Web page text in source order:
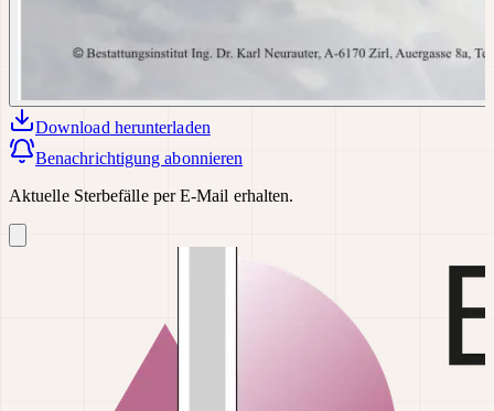
Download herunterladen
Benachrichtigung abonnieren
Aktuelle Sterbefälle per E-Mail erhalten.